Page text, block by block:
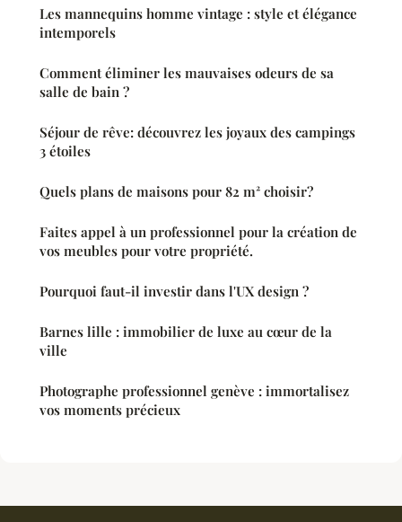
Les mannequins homme vintage : style et élégance
intemporels
Comment éliminer les mauvaises odeurs de sa
salle de bain ?
Séjour de rêve: découvrez les joyaux des campings
3 étoiles
Quels plans de maisons pour 82 m² choisir?
Faites appel à un professionnel pour la création de
vos meubles pour votre propriété.
Pourquoi faut-il investir dans l'UX design ?
Barnes lille : immobilier de luxe au cœur de la
ville
Photographe professionnel genève : immortalisez
vos moments précieux